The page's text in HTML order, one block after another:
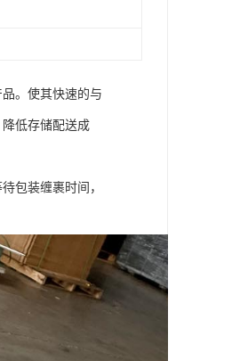
。使其快速的与
低存储配送成
包装缠裹时间，